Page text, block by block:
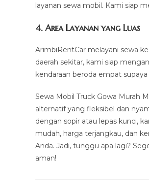
layanan sewa mobil. Kami siap
4. Area Layanan yang Luas
ArimbiRentCar melayani sewa
daerah sekitar, kami siap
kendaraan beroda empat
Sewa Mobil Truck Gowa Murah
alternatif yang fleksibel dan
dengan sopir atau lepas kunci,
mudah, harga terjangkau, dan
Anda. Jadi, tunggu apa lagi?
aman!